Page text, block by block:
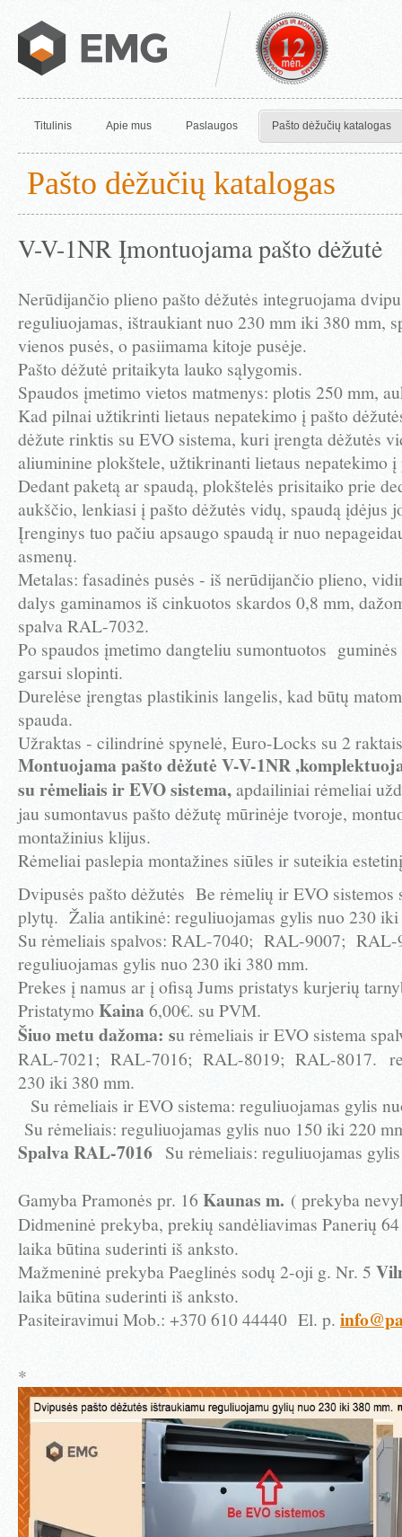
Titulinis Apie mus Paslaugos Pašto dėžučių katalogas
Pašto dėžučių katalogas
V-V-1NR Įmontuojama pašto dėžutė
Nerūdijančio plieno pašto dėžutės integruojama
reguliuojamas, ištraukiant nuo 230 mm iki 380 mm,
vienos pusės, o pasiimama kitoje pusėje.
Pašto dėžutė pritaikyta lauko sąlygomis.
Spaudos įmetimo vietos matmenys: plotis 250 mm,
Kad pilnai užtikrinti lietaus nepatekimo į pašto
dėžute rinktis su EVO sistema, kuri įrengta dėžutės
aliuminine plokštele, užtikrinanti lietaus nepatekimo į
Dedant paketą ar spaudą, plokštelės prisitaiko prie
aukščio, lenkiasi į pašto dėžutės vidų, spaudą įdėjus
Įrenginys tuo pačiu apsaugo spaudą ir nuo
asmenų.
Metalas: fasadinės pusės - iš nerūdijančio plieno,
dalys gaminamos iš cinkuotos skardos 0,8 mm,
spalva RAL-7032.
Po spaudos įmetimo dangteliu sumontuotos
garsui slopinti.
Durelėse įrengtas plastikinis langelis, kad būtų
spauda.
Užraktas - cilindrinė spynelė, Euro-Locks su 2
Montuojama pašto dėžutė V-V-1NR
su rėmeliais ir EVO sistema,apdailiniai rėmeliai
jau sumontavus pašto dėžutę mūrinėje tvoroje,
montažinius klijus.
Rėmeliai paslepia montažines siūles ir suteikia
Dvipusės pašto dėžutės Be rėmelių ir EVO sistemos
plytų. Žalia antikinė: reguliuojamas gylis nuo 230
Su rėmeliais spalvos: RAL-7040; RAL-9007; RAL-
reguliuojamas gylis nuo 230 iki 380 mm.
Prekes į namus ar į ofisą Jums pristatys kurjerių
PristatymoKaina6,00€. su PVM.
Šiuo metu dažoma: su rėmeliais ir EVO sistema
RAL-7021; RAL-7016; RAL-8019; RAL-8017.
230 iki 380 mm.
Su rėmeliais ir EVO sistema: reguliuojamas gylis
Su rėmeliais: reguliuojamas gylis nuo 150 iki 220
Spalva RAL-7016 Su rėmeliais: reguliuojamas
Gamyba Pramonės pr. 16 Kaunas m. ( prekyba
Didmeninė prekyba, prekių sandėliavimas Panerių
laika būtina suderinti iš anksto.
Mažmeninė prekyba Paeglinės sodų 2-oji g. Nr. 5
laika būtina suderinti iš anksto.
Pasiteiravimui Mob.: +370 610 44440 El. p.
*